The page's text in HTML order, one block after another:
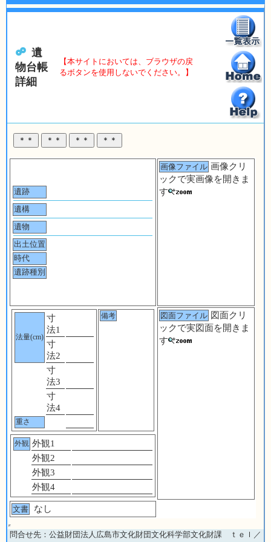
遺
物台帳
詳細
【本サイトにおいては、ブラウザの戻
るボタンを使用しないでください。】
遺跡
遺構
遺物
出土位置
時代
遺跡種別
画像ファイル 画像クリ
ックで実画像を開きま
す
法量(cm)
寸
法1
寸
法2
寸
法3
寸
法4
重さ
備考
外観 外観1
外観2
外観3
外観4
図面ファイル 図面クリ
ックで実図面を開きま
す
文書 なし
問合せ先：公益財団法人広島市文化財団文化科学部文化財課 ｔｅｌ／